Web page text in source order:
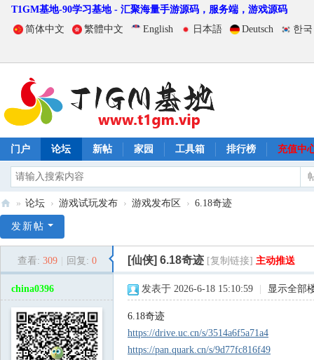
T1GM基地-90学习基地 - 汇聚海量手游源码，服务端，游戏源码
简体中文
繁體中文 English 日本語 Deutsch 한
门户 论坛 新帖 家园 工具箱 排行榜 充值中
1
» 论坛 › 游戏试玩发布 › 游戏发布区 › 6.18奇迹
发新帖
查看: 309 回复: 0 [仙侠] 6.18奇迹 [复制链接] 主动推送
china0396 发表于 2026-6-18 15:10:59 显示全部
6.18奇迹
https://drive.uc.cn/s/3514a6f5a71a4
https://pan.quark.cn/s/9d77fc816f49